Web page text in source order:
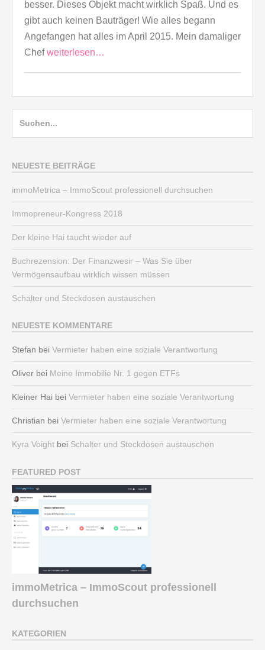
besser. Dieses Objekt macht wirklich Spaß. Und es
gibt auch keinen Bauträger! Wie alles begann
Angefangen hat alles im April 2015. Mein damaliger
Chefweiterlesen…
NEUESTE BEITRÄGE
immoMetrica – ImmoScout professionell durchsuchen
Immopreneur-Kongress 2018
Der kleine Hai taucht wieder auf
Buchrezension: Der Finanzwesir – Was Sie über
Vermögensaufbau wirklich wissen müssen
Schalter und Steckdosen austauschen
NEUESTE KOMMENTARE
Stefan bei Vermieter haben eine soziale Verantwortung
Oliver bei Meine Immobilie Nr. 1 gegen ETFs
Kleiner Hai bei Vermieter haben eine soziale Verantwortung
Christian bei Vermieter haben eine soziale Verantwortung
Kyra Voight bei Schalter und Steckdosen austauschen
FEATURED POST
immoMetrica – ImmoScout professionell
durchsuchen
KATEGORIEN